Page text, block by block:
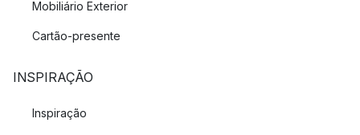
Mobiliário Exterior
Cartão-presente
INSPIRAÇÃO
Inspiração